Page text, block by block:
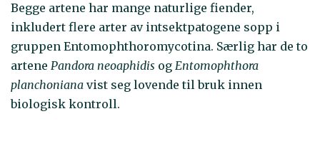
Begge artene har mange naturlige fiender,
inkludert flere arter av intsektpatogene sopp i
gruppen Entomophthoromycotina. Særlig har de to
artene Pandora neoaphidis og Entomophthora
planchoniana vist seg lovende til bruk innen
biologisk kontroll.